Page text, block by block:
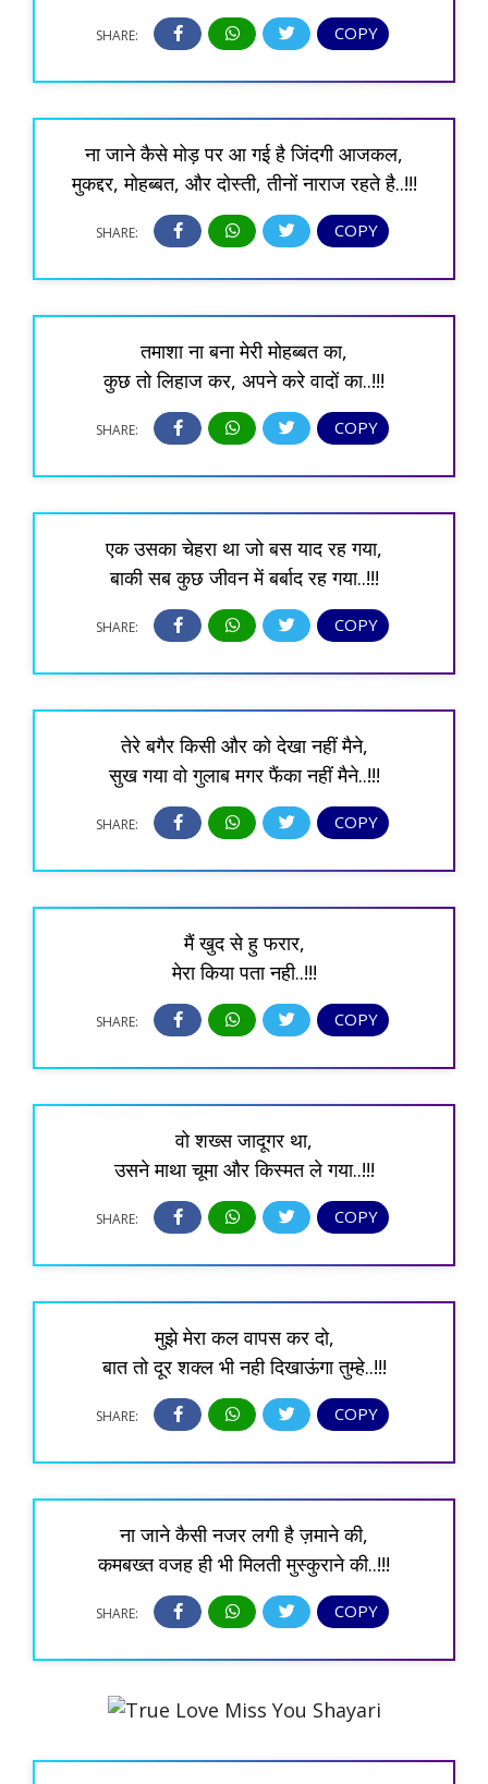
SHARE: COPY
ना जाने कैसे मोड़ पर आ गई है जिंदगी आजकल,
मुकद्दर, मोहब्बत, और दोस्ती, तीनों नाराज रहते है..!!!
SHARE: COPY
तमाशा ना बना मेरी मोहब्बत का,
कुछ तो लिहाज कर, अपने करे वादों का..!!!
SHARE: COPY
एक उसका चेहरा था जो बस याद रह गया,
बाकी सब कुछ जीवन में बर्बाद रह गया..!!!
SHARE: COPY
तेरे बगैर किसी और को देखा नहीं मैने,
सुख गया वो गुलाब मगर फैंका नहीं मैने..!!!
SHARE: COPY
मैं खुद से हु फरार,
मेरा किया पता नही..!!!
SHARE: COPY
वो शख्स जादूगर था,
उसने माथा चूमा और किस्मत ले गया..!!!
SHARE: COPY
मुझे मेरा कल वापस कर दो,
बात तो दूर शक्ल भी नही दिखाऊंगा तुम्हे..!!!
SHARE: COPY
ना जाने कैसी नजर लगी है ज़माने की,
कमबख्त वजह ही भी मिलती मुस्कुराने की..!!!
SHARE: COPY